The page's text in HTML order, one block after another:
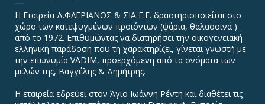
Η Εταιρεία Δ.ΦΛΕΡΙΑΝΟΣ & ΣΙΑ Ε.Ε. δραστηριοποιείται στο
χώρο των κατεψυγμένων προϊόντων (ψάρια, θαλασσινά )
από το 1972. Επιθυμώντας να διατηρήσει την οικογενειακή
ελληνική παράδοση που τη χαρακτηρίζει, γίνεται γνωστή με
την επωνυμία VADIΜ, προερχόμενη από τα ονόματα των
μελών της, Βαγγέλης & Δημήτρης.
Η εταιρεία εδρεύει στον Άγιο Ιωάννη Ρέντη και διαθέτει τις